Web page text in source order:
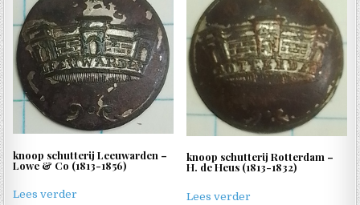
knoop schutterij Leeuwarden –
Lowe & Co (1813-1856)
Lees verder
knoop schutterij Rotterdam –
H. de Heus (1813-1832)
Lees verder